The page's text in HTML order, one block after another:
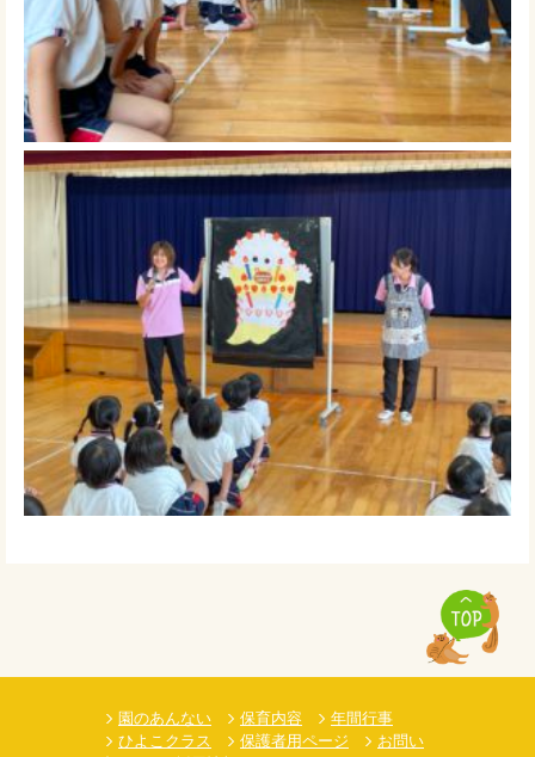
園のあんない 保育内容
年間行事
ひよこクラス
保護者用ページ
お問い